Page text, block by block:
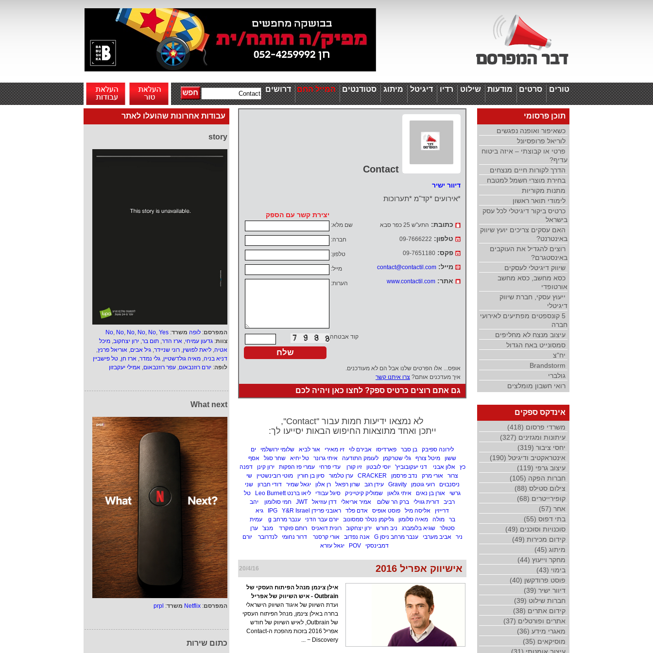
טורים סרטים מודעות שילוט רדיו דיגיטל מיתוג סטודנטים המייל החם דרושים
עבודות אחרונות שהועלו לאתר
story
המפרסם: לופה משרד:
No, No, No, No, No, Yes
צוות: גדעון עמיחי, ארז הדר, תום בר, ירון יצחקוב, מיכל
אטיה, ליאת לפושין, רוני שניידר, גיל אבים, אוריאל פרנץ,
דניא בניה, מאיה גולדשטיין, גלי נמדר, ארז חן, טל פישביין
לופה: יורם רוזנבאום, עפר רוזנבאום, אמילי יעקבזון
What next
המפרסם:
Netflix משרד:
prpl
כתום שירות
Contact
דיוור ישיר
*אירועים *קד"מ *תערוכות
כתובת: התע"ש 25 כפר סבא
טלפון: 09-7666222
פקס: 09-7651180
מייל: contact@contactil.com
אתר: www.contactil.com
יצירת קשר עם הספק
שם מלא:
חברה:
טלפון:
מייל:
הערות:
קוד אבטחה:
אופס... אלו הפרטים שלנו אבל הם לא מעודכנים.
איך מעדכנים אותם? צרו איתנו קשר
גם אתם רוצים כרטיס ספק? לחצו כאן ויהיה לכם
לא נמצאו ידיעות חמות עבור ''Contact'',
ייתכן ואחד מתוצאות החיפוש הבאות יסייעו לך:
לירונה ספיבק בן סבר פארדיסו אבירם לוי זיו מאירי אור לביא שלומי ירושלמי
ים
ששון
מיטל צורף גלי שטרקמן לעומק התודעה איתי גרונר טל יחיא שחר סגל
אסף
כץ
אלון אבני דני יעקובוביץ' יוסי לובטון זיו קורן עדי פרחי עמרי פז הפקות ירון קינן
דפנה
צרור
אורי מרק נדב פרסמן CRACKER ערן טלמור סיון בן חורין מוטי רובינשטיין
שי
ניסנבוים
רועי גוטמן Gravity עידן רגב שרון רפאל רן אלון יגאל שמיר דודי חברון
שני
גרשי
אורן בן נאים איתי גלאון שמוליק קיטייניק סיגל עבודי ליאו ברנט Leo Burnett
טל
רביב
דורית גווילי ברק הר שלום אמיר אריאלי דדן עוזיאל JWT חמי סולומון
יהב
דרייזין
אליסה מיל פוסט אופיס אדם פלד ראובני פרידן IPG Y&R Israel
גיא
בר
מולה מאיה סלומון גליקמן נטלר סמסונוב יורם עבר הדני ענבר מרחב g
עמית
סטולר
שגיא בלומברג ניב חורש ירון יצחקוב רונית דואניס רותם פוקרד מנצ'
ערן
ניר
אביב מערבי ענבר מרחב ניסן G אנה נפדוב אורי קרסנר דרור נחומי לנדרובר
יורם
דמבינסקי
POV יגאל עזרא
20/4/16 אישיווק אפריל 2016
אילן צינמן מנהל הפיתוח העסקי של
Outbrain - איש השיווק של אפריל
ועדת השיווק של איגוד השיווק הישראלי
בחרה באילן צינמן, מנהל הפיתוח העסקי
של Outbrain, לאיש השיווק של חודש
אפריל 2016 בזכות מהפכת ה-Contact
Discovery − ...
תוכן פרסומי
כשאיפור ואופנה נפגשים
לוריאל פרופסיונל
פרטי או קבוצתי – איזה ביטוח
עדיף?
הדרך לקורות חיים מנצחים
בחירת מוצרי חשמל למטבח
מתנות מקוריות
לימודי תואר ראשון
כרטיס ביקור דיגיטלי לכל עסק
בישראל
האם עסקים צריכים יועץ שיווק
באינטרנט?
רוצים להגדיל את העוקבים
באינסטגרם?
שיווק דיגיטלי לעסקים
כסא מחשב, כסא מחשב
אורטופדי
ייעוץ עסקי, חברת שיווק
דיגיטלי
5 קונספטים מפתיעים לאירועי
חברה
עיצוב מנצח לא מחליפים
סמסונייט באח הגדול
יח"צ
Brandstorm
גולברי
רואי חשבון מומלצים
אינדקס ספקים
משרדי פרסום (418)
עיתונות ומגזינים (327)
יחסי ציבור (319)
אינטראקטיב ודיגיטל (190)
עיצוב גרפי (119)
חברות הפקה (105)
צילום סטילס (88)
קופירייטרים (68)
אחר (57)
בתי דפוס (55)
סוכנויות וסוכנים (49)
קידום מכירות (49)
מיתוג (45)
מחקר וייעוץ (44)
בימוי (43)
פוסט פרודקשן (40)
דיוור ישיר (39)
חברות שילוט (39)
קידום אתרים (38)
אתרים ופורטלים (37)
מאגרי מידע (36)
מוסיקאים (35)